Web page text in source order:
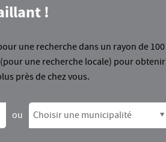
!
une recherche dans un rayon de 100
une recherche locale) pour obtenir
près de chez vous.
ou Choisir une municipalité